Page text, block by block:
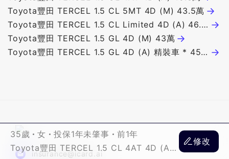
35歲 女 投保1年未肇事
前1年
Toyota豐田 TERCEL 1.5 CL 4AT 4D (A)
修改
Toyota豐田 TERCEL 1.5 CL 5MT 4D (M) 43.5萬
Toyota豐田 TERCEL 1.5 CL Limited 4D (A) 46.8
萬
Toyota豐田 TERCEL 1.5 GL 4D (M) 43萬
Toyota豐田 TERCEL 1.5 GL 4D (A) 精裝車 * 45.9
insurance@icard.ai